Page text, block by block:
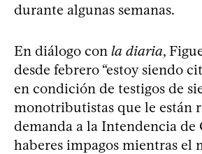
durante algunas semanas.
En diálogo con la diaria,
desde febrero “estoy siendo
en condición de testigos de
monotributistas que le están
demanda a la Intendencia de
haberes impagos mientras el